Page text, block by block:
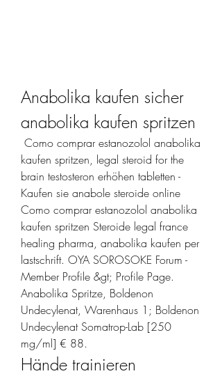
Anabolika kaufen sicher
anabolika kaufen spritzen
kaufen spritzen, legal steroid for the
brain testosteron erhöhen tabletten -
Kaufen sie anabole steroide online
Como comprar estanozolol anabolika
kaufen spritzen Steroide legal france
healing pharma, anabolika kaufen per
lastschrift. OYA SOROSOKE Forum -
Member Profile &gt; Profile Page.
Anabolika Spritze, Boldenon
Undecylenat, Warenhaus 1; Boldenon
Undecylenat Somatrop-Lab [250
mg/ml] € 88.
Hände trainieren